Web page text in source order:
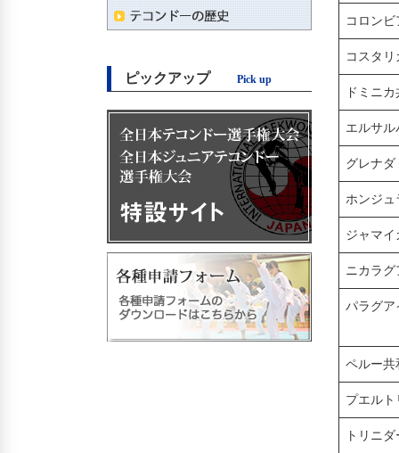
ピックアップ Pick up
コロン
コスタ
ドミニ
エルサル
グレナダ
ホンジュ
ジャマイ
ニカラグ
パラグア
ペルー共
プエルト
トリニ